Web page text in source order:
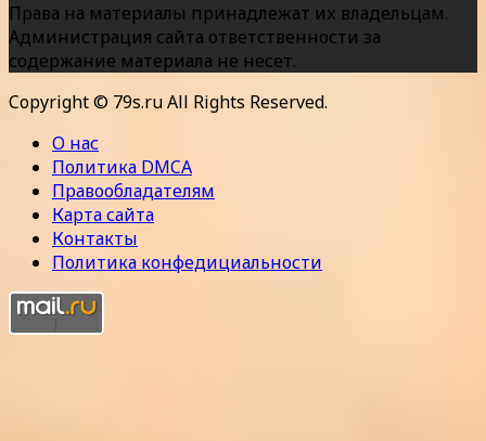
Права на материалы принадлежат их владельцам.
Администрация сайта ответственности за
содержание материала не несет.
Copyright © 79s.ru All Rights Reserved.
О нас
Политика DMCA
Правообладателям
Карта сайта
Контакты
Политика конфедициальности